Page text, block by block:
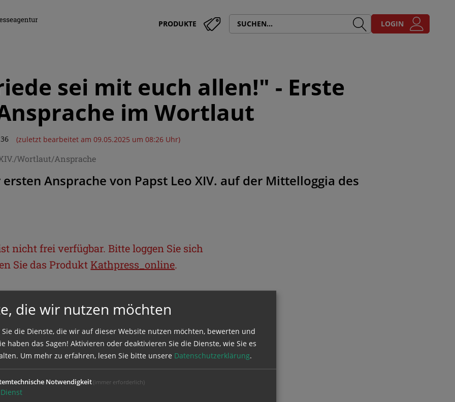
PRODUKTE LOGIN
sei mit euch allen!" - Erste
im Wortlaut
(zuletzt bearbeitet am 09.05.2025 um 08:26 Uhr)
Wortlaut/Ansprache
Ansprache von Papst Leo XIV. auf der Mittelloggia des
nicht frei verfügbar. Bitte loggen Sie sich
Sie das Produkt Kathpress_online.
sich mit Ihrem Benutzernamen und
die wir nutzen möchten
Sie die Dienste, die wir auf dieser Website nutzen möchten, bewerten und
haben das Sagen! Aktivieren oder deaktivieren Sie die Dienste, wie Sie es
Um mehr zu erfahren, lesen Sie bitte unsere Datenschutzerklärung.
Notwendigkeit (immer erforderlich)
Dienst